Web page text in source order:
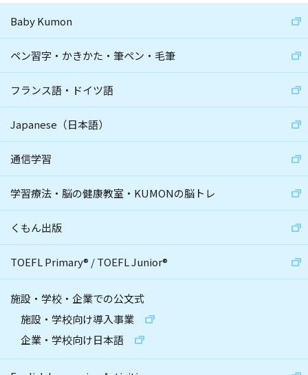
Baby Kumon
ペン習字・かきかた・筆ペン・毛筆
フランス語・ドイツ語
Japanese（日本語）
通信学習
学習療法・脳の健康教室・KUMONの脳トレ
くもん出版
TOEFL Primary® /TOEFL Junior®
施設・学校・企業での公文式
施設・学校向け導入事業
企業・学校向け日本語